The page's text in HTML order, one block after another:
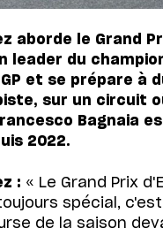
aborde le Grand
leader du
et se prépare à
sur un circuit
Bagnaia
2022.
: « Le Grand Prix
spécial, c'est
de la saison